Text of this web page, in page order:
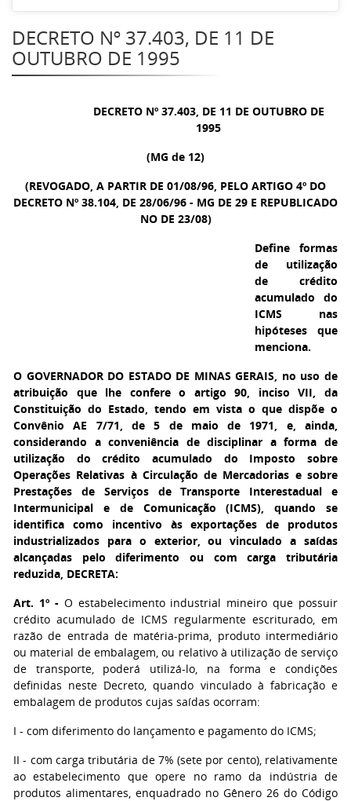
DECRETO Nº 37.403, DE 11 DE
OUTUBRO DE 1995
DECRETO Nº 37.403, DE 11 DE OUTUBRO DE
1995
(MG de 12)
(REVOGADO, A PARTIR DE 01/08/96, PELO ARTIGO 4º DO
DECRETO Nº 38.104, DE 28/06/96 - MG DE 29 E REPUBLICADO
NO DE 23/08)
Define formas
de utilização
de crédito
acumulado do
ICMS nas
hipóteses que
menciona.
O GOVERNADOR DO ESTADO DE MINAS GERAIS, no uso de
atribuição que lhe confere o artigo 90, inciso VII, da
Constituição do Estado, tendo em vista o que dispõe o
Convênio AE 7/71, de 5 de maio de 1971, e, ainda,
considerando a conveniência de disciplinar a forma de
utilização do crédito acumulado do Imposto sobre
Operações Relativas à Circulação de Mercadorias e sobre
Prestações de Serviços de Transporte Interestadual e
Intermunicipal e de Comunicação (ICMS), quando se
identifica como incentivo às exportações de produtos
industrializados para o exterior, ou vinculado a saídas
alcançadas pelo diferimento ou com carga tributária
reduzida, DECRETA:
Art. 1º -O estabelecimento industrial mineiro que possuir
crédito acumulado de ICMS regularmente escriturado, em
razão de entrada de matéria-prima, produto intermediário
ou material de embalagem, ou relativo à utilização de serviço
de transporte, poderá utilizá-lo, na forma e condições
definidas neste Decreto, quando vinculado à fabricação e
embalagem de produtos cujas saídas ocorram:
I - com diferimento do lançamento e pagamento do ICMS;
II - com carga tributária de 7% (sete por cento), relativamente
ao estabelecimento que opere no ramo da indústria de
produtos alimentares, enquadrado no Gênero 26 do Código